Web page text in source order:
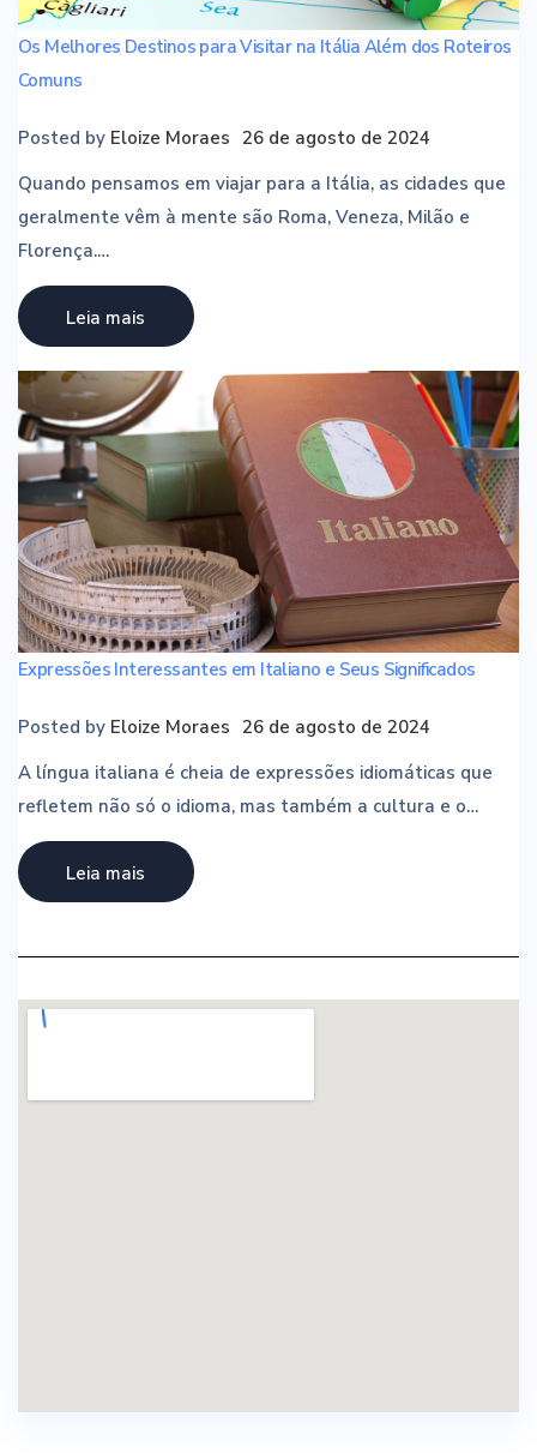
Os Melhores Destinos para Visitar na Itália Além dos Roteiros
Comuns
Posted by Eloize Moraes 26 de agosto de 2024
Quando pensamos em viajar para a Itália, as cidades que
geralmente vêm à mente são Roma, Veneza, Milão e
Florença.…
Leia mais
Expressões Interessantes em Italiano e Seus Significados
Posted by Eloize Moraes 26 de agosto de 2024
A língua italiana é cheia de expressões idiomáticas que
refletem não só o idioma, mas também a cultura e o…
Leia mais